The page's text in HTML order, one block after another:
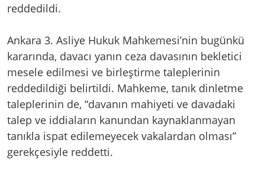
reddedildi.
Ankara 3. Asliye Hukuk Mahkemesi’nin bugünkü
kararında, davacı yanın ceza davasının bekletici
mesele edilmesi ve birleştirme taleplerinin
reddedildiği belirtildi. Mahkeme, tanık dinletme
taleplerinin de, “davanın mahiyeti ve davadaki
talep ve iddiaların kanundan kaynaklanmayan
tanıkla ispat edilemeyecek vakalardan olması”
gerekçesiyle reddetti.